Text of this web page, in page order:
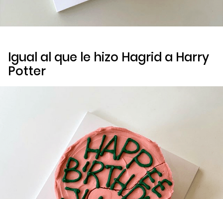
Igual al que le hizo Hagrid a Harry
Potter